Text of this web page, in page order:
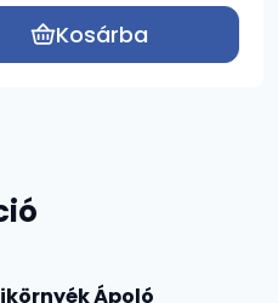
Kosárba
Ápoló